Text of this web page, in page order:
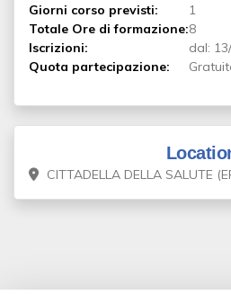
Giorni corso previsti:
1
Totale Ore di formazione:8
Iscrizioni:
dal:
Quota partecipazione:
CITTADELLA DELLA SALUTE